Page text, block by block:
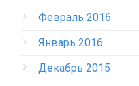
Февраль 2016
Январь 2016
Декабрь 2015